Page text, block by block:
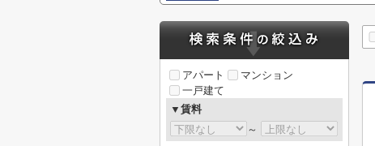
アパート
マンション
一戸建て
▼賃料
～